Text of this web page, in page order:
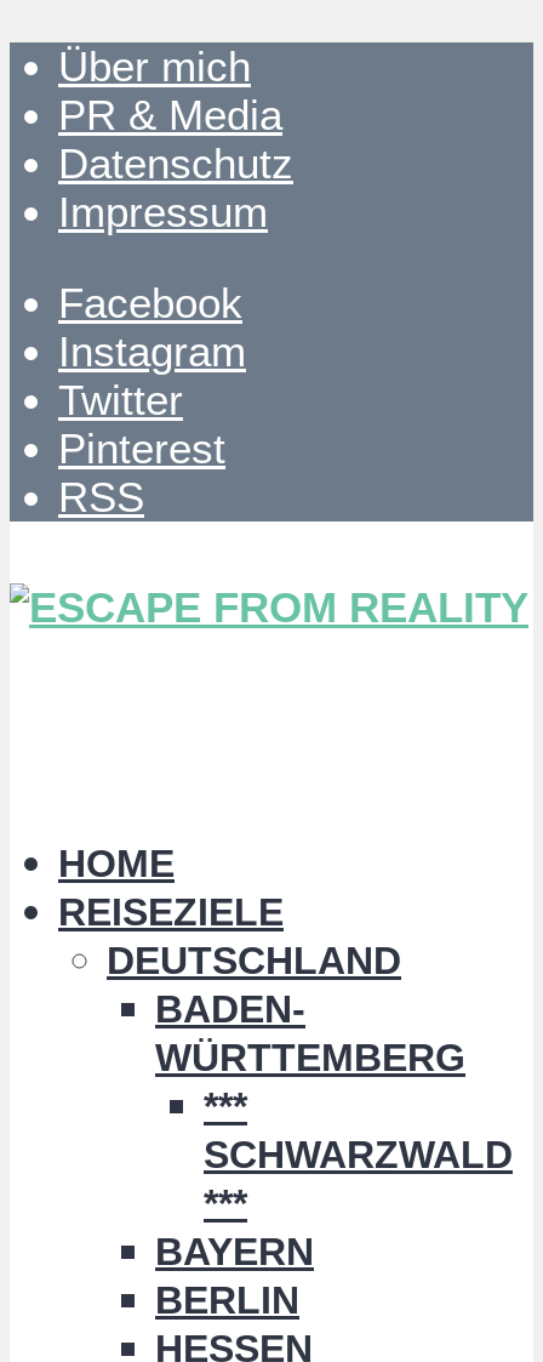
Über mich
PR & Media
Datenschutz
Impressum
Facebook
Instagram
Twitter
Pinterest
RSS
HOME
REISEZIELE
DEUTSCHLAND
BADEN-
WÜRTTEMBERG
***
SCHWARZWALD
***
BAYERN
BERLIN
HESSEN